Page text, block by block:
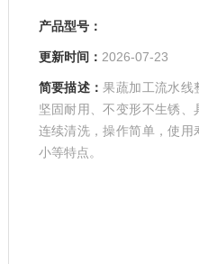
产品型号：
更新时间： 2026-07-23
简要描述： 果蔬加工流水线
坚固耐用、不变形不生锈
连续清洗，操作简单，使
小等特点。